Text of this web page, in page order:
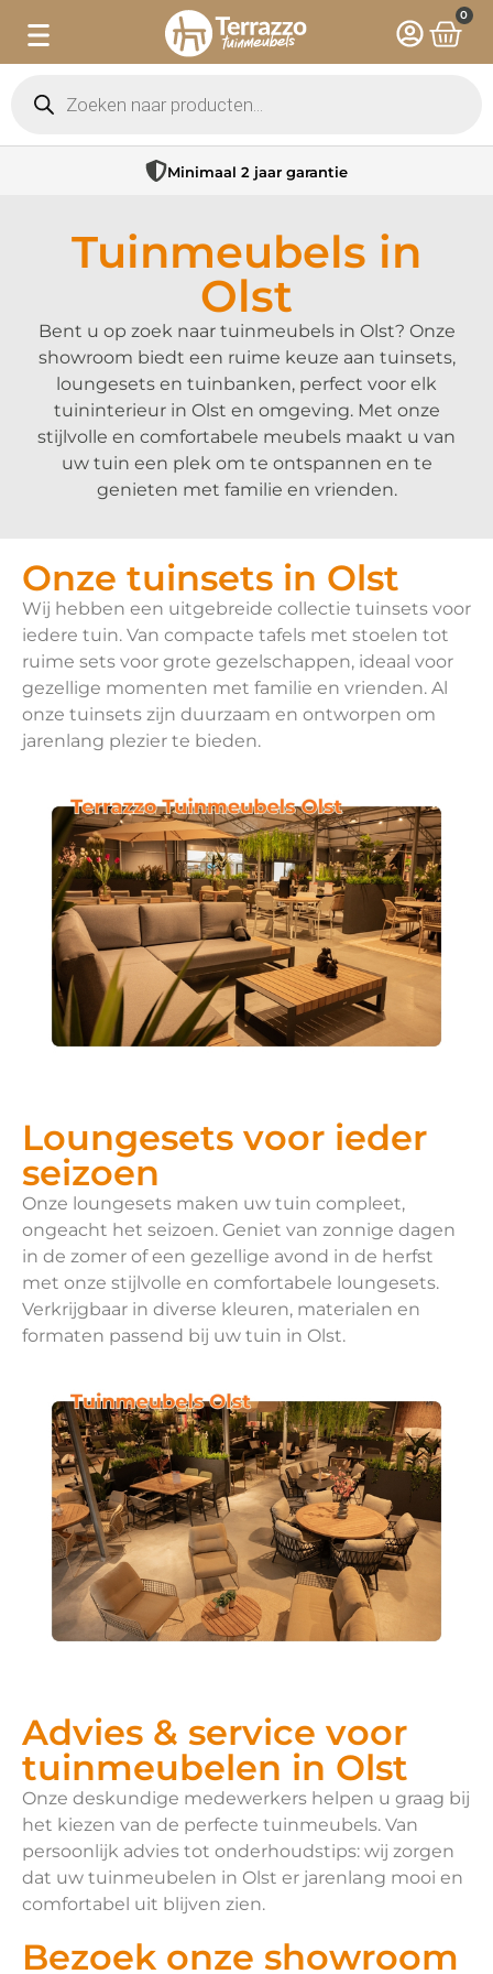
0
Minimaal 2 jaar garantie
Tuinmeubels in
Olst
Bent u op zoek naar tuinmeubels in Olst? Onze
showroom biedt een ruime keuze aan tuinsets,
loungesets en tuinbanken, perfect voor elk
tuininterieur in Olst en omgeving. Met onze
stijlvolle en comfortabele meubels maakt u van
uw tuin een plek om te ontspannen en te
genieten met familie en vrienden.
Onze tuinsets in Olst
Wij hebben een uitgebreide collectie tuinsets voor
iedere tuin. Van compacte tafels met stoelen tot
ruime sets voor grote gezelschappen, ideaal voor
gezellige momenten met familie en vrienden. Al
onze tuinsets zijn duurzaam en ontworpen om
jarenlang plezier te bieden.
Loungesets voor ieder
seizoen
Onze loungesets maken uw tuin compleet,
ongeacht het seizoen. Geniet van zonnige dagen
in de zomer of een gezellige avond in de herfst
met onze stijlvolle en comfortabele loungesets.
Verkrijgbaar in diverse kleuren, materialen en
formaten passend bij uw tuin in Olst.
Advies & service voor
tuinmeubelen in Olst
Onze deskundige medewerkers helpen u graag bij
het kiezen van de perfecte tuinmeubels. Van
persoonlijk advies tot onderhoudstips: wij zorgen
dat uw tuinmeubelen in Olst er jarenlang mooi en
comfortabel uit blijven zien.
Bezoek onze showroom